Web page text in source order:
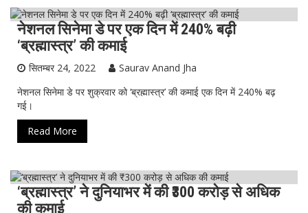
NewsExpress ख़ास ख़बर देश
बॉलीवुड समाचार
भारत
मनोरंजन मूवी अपडेट
नेशनल सिनेमा डे पर एक दिन में 240% बढ़ी
‘ब्रह्मास्त्र’ की कमाई
सितम्बर 24, 2022
Saurav Anand Jha
नेशनल सिनेमा डे पर शुक्रवार को ‘ब्रह्मास्त्र’ की कमाई एक दिन में 240% बढ़
गई।
Read More
NewsExpress ख़ास ख़बर देश भारत
मनोरंजन
‘ब्रह्मास्त्र’ ने दुनियाभर में की ₹300 करोड़ से अधिक
की कमाई